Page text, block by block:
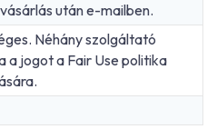
után e-mailben.
Néhány szolgáltató
a jogot a Fair Use politika